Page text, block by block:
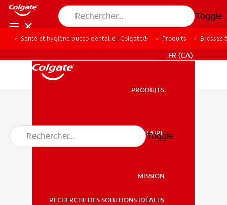
Toggle
SANTÉ BUCCO-DENTAIRE
FR (CA)
PRODUITS
SANTÉ BUCCO-DENTAIRE
MISSION
RECHERCHE DES SOLUTIONS IDÉALES
Toggle
Santé et hygiène bucco-dentaire | Colgate® Produits Brosses